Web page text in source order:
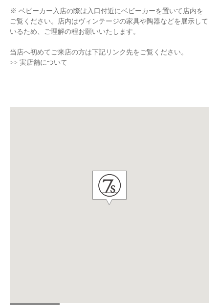
※ ベビーカー入店の際は入口付近にベビーカーを置いて店内を
ご覧ください。店内はヴィンテージの家具や陶器などを展示して
いるため、ご理解の程お願いいたします。
当店へ初めてご来店の方は下記リンク先をご覧ください。
>> 実店舗について